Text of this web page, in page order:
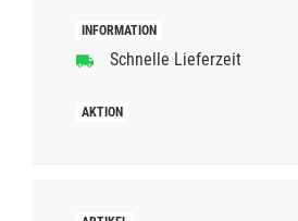
Schnelle Lieferzeit